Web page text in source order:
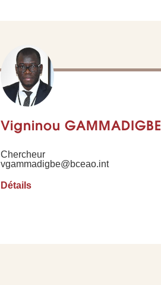
Vigninou GAMMADIGBE
Chercheur
vgammadigbe@bceao.int
Détails